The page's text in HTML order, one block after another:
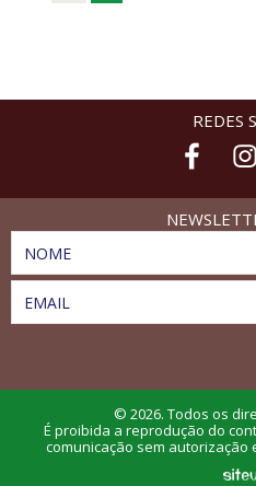
REDES
NOME
EMAIL
© 2026. Todos os
É proibida a reprodução do
comunicação sem autorização